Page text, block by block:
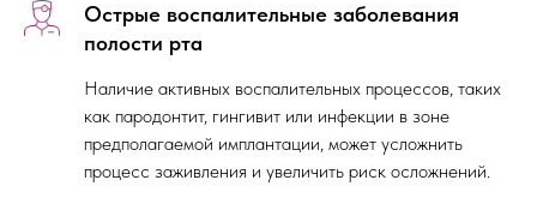
Острые воспалительные заболевания
полости рта
Наличие активных воспалительных процессов, таких
как пародонтит, гингивит или инфекции в зоне
предполагаемой имплантации, может усложнить
процесс заживления и увеличить риск осложнений.